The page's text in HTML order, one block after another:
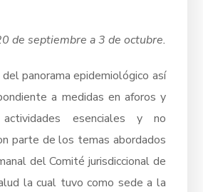
de septiembre a 3 de octubre.
panorama epidemiológico así
a medidas en aforos y
esenciales y no
parte de los temas abordados
del Comité jurisdiccional de
la cual tuvo como sede a la